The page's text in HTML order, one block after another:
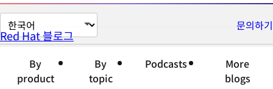
페
이
문의하기
Red Hat 블로그
By
product
By
topic
Podcasts
More
blogs